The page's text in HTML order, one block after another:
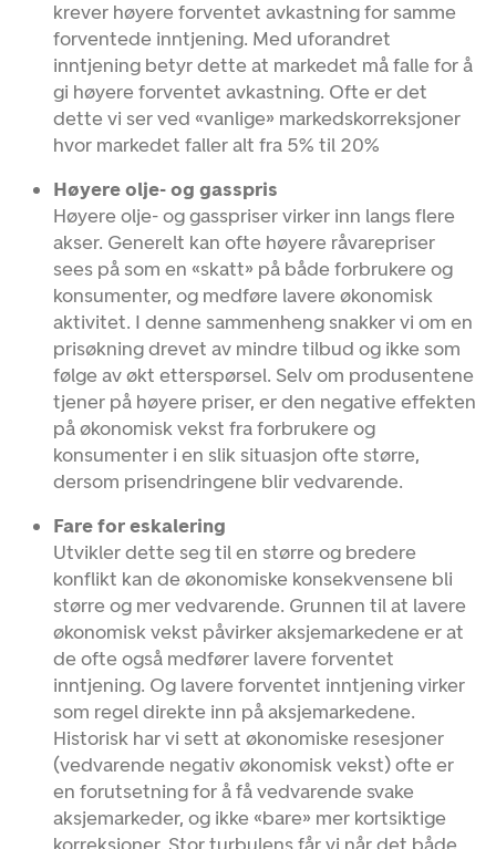
krever høyere forventet avkastning for samme
forventede inntjening. Med uforandret
inntjening betyr dette at markedet må falle for å
gi høyere forventet avkastning. Ofte er det
dette vi ser ved «vanlige» markedskorreksjoner
hvor markedet faller alt fra 5% til 20%
Høyere olje- og gasspris
Høyere olje- og gasspriser virker inn langs flere
akser. Generelt kan ofte høyere råvarepriser
sees på som en «skatt» på både forbrukere og
konsumenter, og medføre lavere økonomisk
aktivitet. I denne sammenheng snakker vi om en
prisøkning drevet av mindre tilbud og ikke som
følge av økt etterspørsel. Selv om produsentene
tjener på høyere priser, er den negative effekten
på økonomisk vekst fra forbrukere og
konsumenter i en slik situasjon ofte større,
dersom prisendringene blir vedvarende.
Fare for eskalering
Utvikler dette seg til en større og bredere
konflikt kan de økonomiske konsekvensene bli
større og mer vedvarende. Grunnen til at lavere
økonomisk vekst påvirker aksjemarkedene er at
de ofte også medfører lavere forventet
inntjening. Og lavere forventet inntjening virker
som regel direkte inn på aksjemarkedene.
Historisk har vi sett at økonomiske resesjoner
(vedvarende negativ økonomisk vekst) ofte er
en forutsetning for å få vedvarende svake
aksjemarkeder, og ikke «bare» mer kortsiktige